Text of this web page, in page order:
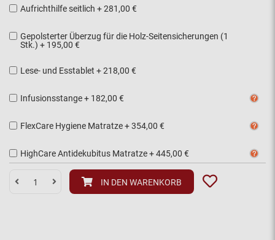
Aufrichthilfe seitlich +281,00 €
Gepolsterter Überzug für die Holz-Seitensicherungen (1
Stk.) + 195,00 €
Lese- und Esstablet +218,00 €
Infusionsstange+ 182,00 €
FlexCare Hygiene Matratze+354,00 €
HighCare Antidekubitus Matratze+445,00 €
IN DEN WARENKORB